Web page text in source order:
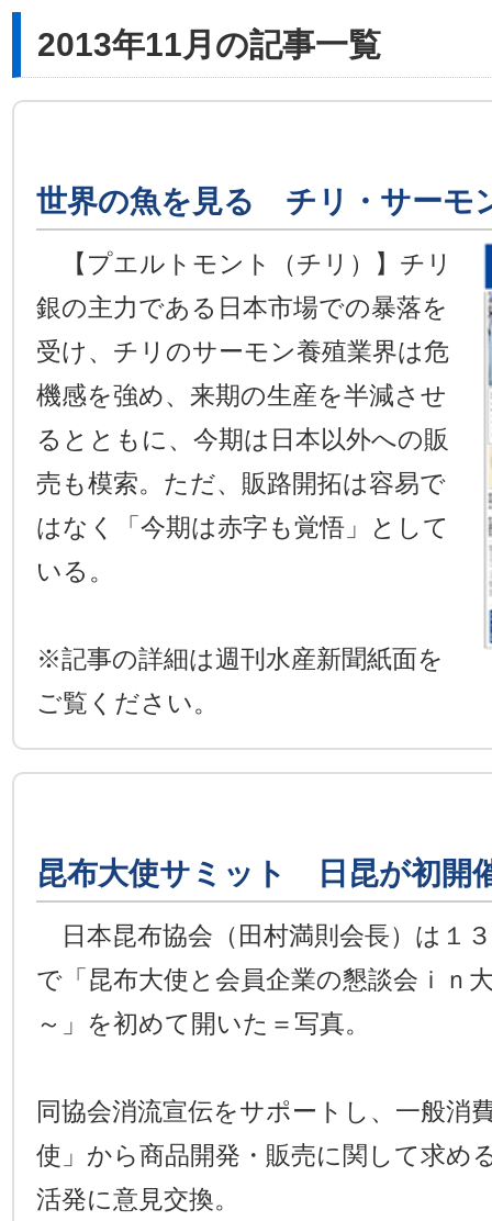
2013年11月の記事一覧
世界の魚を見る チリ・サーモ
【プエルトモント（チリ）】チリ
銀の主力である日本市場での暴落を
受け、チリのサーモン養殖業界は危
機感を強め、来期の生産を半減させ
るとともに、今期は日本以外への販
売も模索。ただ、販路開拓は容易で
はなく「今期は赤字も覚悟」として
いる。
※記事の詳細は週刊水産新聞紙面を
ご覧ください。
昆布大使サミット 日昆が初開
日本昆布協会（田村満則会長）は１
で「昆布大使と会員企業の懇談会ｉｎ
～」を初めて開いた＝写真。
同協会消流宣伝をサポートし、一般消
使」から商品開発・販売に関して求め
活発に意見交換。